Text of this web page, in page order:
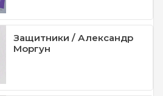
Защитники / Александр
Моргун